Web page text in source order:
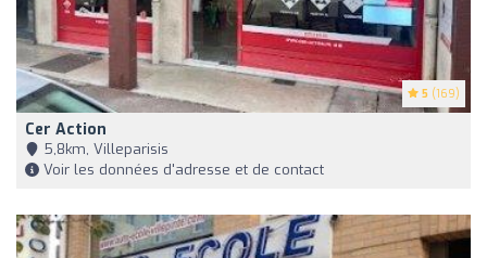
5 (169)
Cer Action
5,8km, Villeparisis
Voir les données d'adresse et de contact